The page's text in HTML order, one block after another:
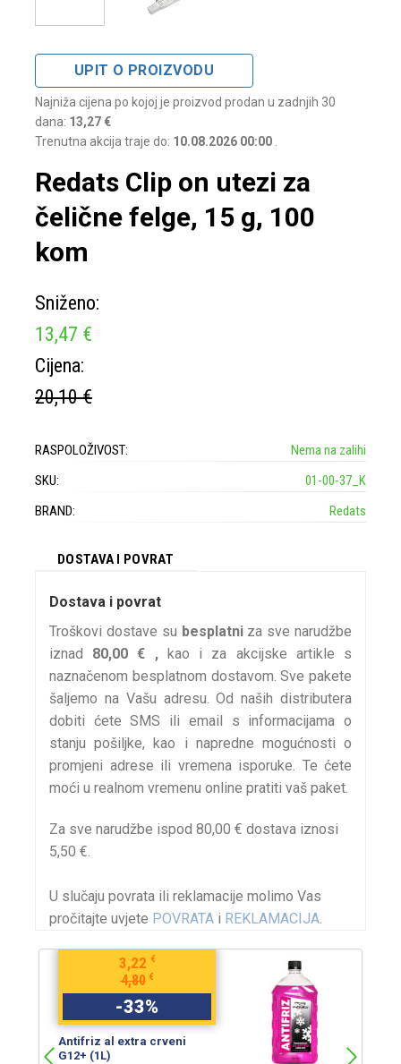
UPIT O PROIZVODU
Najniža cijena po kojoj je proizvod prodan u zadnjih 30
dana: 13,27 €
Trenutna akcija traje do: 10.08.2026 00:00
Redats Clip on utezi za
čelične felge, 15 g, 100
kom
Sniženo:
13,47 €
Cijena:
20,10 €
RASPOLOŽIVOST:
Nema na zalihi
SKU:
01-00-37_K
BRAND:
Redats
DOSTAVA I POVRAT
Dostava i povrat
Troškovi dostave su besplatniza sve narudžbe
iznad 80,00 € ,kao i za akcijske artikle s
naznačenom besplatnom dostavom. Sve pakete
šaljemo na Vašu adresu. Od naših distributera
dobiti ćete SMS ili email s informacijama o
stanju pošiljke, kao i napredne mogućnosti o
promjeni adrese ili vremena isporuke. Te ćete
moći u realnom vremenu online pratiti vaš paket.
Za sve narudžbe ispod 80,00 € dostava iznosi
5,50 €.
U slučaju povrata ili reklamacije molimo Vas
pročitajte uvjete POVRATA i REKLAMACIJA.
4,80 €
3,22 €
-33%
Antifriz al extra crveni
G12+ (1L)